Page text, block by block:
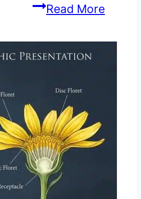
Read More
Calendula
کیلنڈولا